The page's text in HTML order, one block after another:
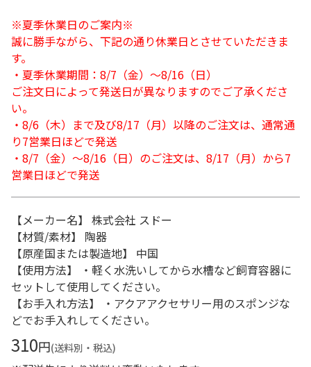
※夏季休業日のご案内※
誠に勝手ながら、下記の通り休業日とさせていただきま
す。
・夏季休業期間：8/7（金）～8/16（日）
ご注文日によって発送日が異なりますのでご了承くださ
い。
・8/6（木）まで及び8/17（月）以降のご注文は、通常通
り7営業日ほどで発送
・8/7（金）～8/16（日）のご注文は、8/17（月）から7
営業日ほどで発送
【メーカー名】 株式会社 スドー
【材質/素材】 陶器
【原産国または製造地】 中国
【使用方法】 ・軽く水洗いしてから水槽など飼育容器に
セットして使用してください。
【お手入れ方法】 ・アクアアクセサリー用のスポンジな
どでお手入れしてください。
310円(送料別・税込)